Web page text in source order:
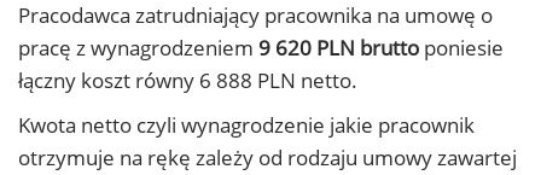
Pracodawca zatrudniający pracownika na umowę o
pracę z wynagrodzeniem 9 620 PLN brutto poniesie
łączny koszt równy 6 888 PLN netto.
Kwota netto czyli wynagrodzenie jakie pracownik
otrzymuje na rękę zależy od rodzaju umowy zawartej